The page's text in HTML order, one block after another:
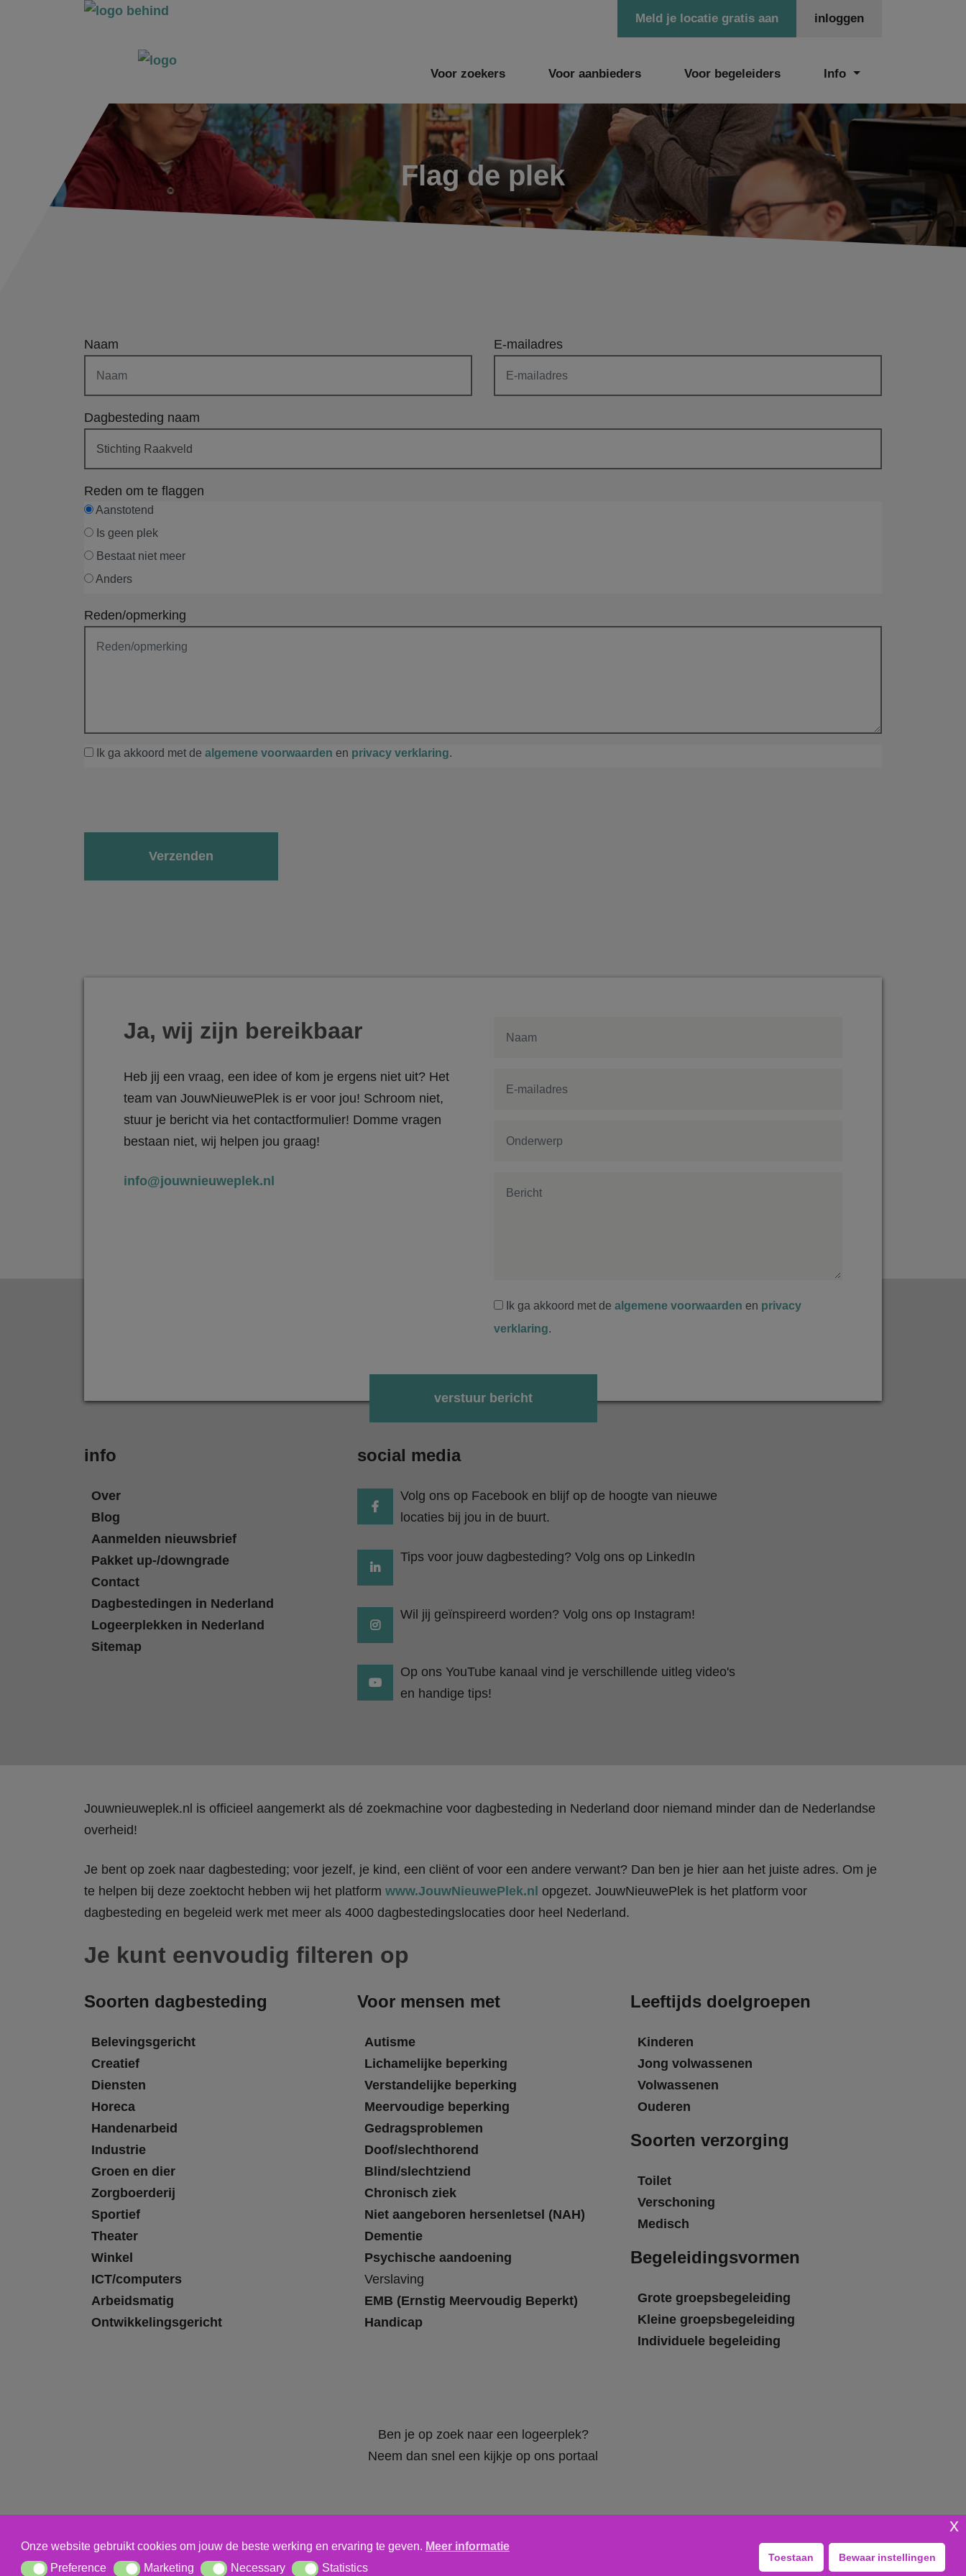
inloggen
Meld je locatie gratis aan
Voor zoekers Voor aanbieders Voor begeleiders Info
Flag de plek
Naam E-mailadres
Dagbesteding naam
Reden om te flaggen
Aanstotend
Is geen plek
Bestaat niet meer
Anders
Reden/opmerking
Ik ga akkoord met de algemene voorwaarden en privacy verklaring.
Ja, wij zijn bereikbaar
Heb jij een vraag, een idee of kom je ergens niet uit? Het
team van JouwNieuwePlek is er voor jou! Schroom niet,
stuur je bericht via het contactformulier! Domme vragen
bestaan niet, wij helpen jou graag!
info@jouwnieuweplek.nl
Ik ga akkoord met de algemene voorwaarden en privacy
verklaring.
info
Over
Blog
Aanmelden nieuwsbrief
Pakket up-/downgrade
Contact
Dagbestedingen in Nederland
Logeerplekken in Nederland
Sitemap
social media
Volg ons op Facebook en blijf op de hoogte van nieuwe
locaties bij jou in de buurt.
Tips voor jouw dagbesteding? Volg ons op LinkedIn
Wil jij geïnspireerd worden? Volg ons op Instagram!
Op ons YouTube kanaal vind je verschillende uitleg video's
en handige tips!
Jouwnieuweplek.nl is officieel aangemerkt als dé zoekmachine voor dagbesteding in Nederland door niemand minder dan de Nederlandse
overheid!
Je bent op zoek naar dagbesteding; voor jezelf, je kind, een cliënt of voor een andere verwant? Dan ben je hier aan het juiste adres. Om je
te helpen bij deze zoektocht hebben wij het platform www.JouwNieuwePlek.nl opgezet. JouwNieuwePlek is het platform voor
dagbesteding en begeleid werk met meer als 4000 dagbestedingslocaties door heel Nederland.
Je kunt eenvoudig filteren op
Soorten dagbesteding
Belevingsgericht
Creatief
Diensten
Horeca
Handenarbeid
Industrie
Groen en dier
Zorgboerderij
Sportief
Theater
Winkel
ICT/computers
Arbeidsmatig
Ontwikkelingsgericht
Voor mensen met
Autisme
Lichamelijke beperking
Verstandelijke beperking
Meervoudige beperking
Gedragsproblemen
Doof/slechthorend
Blind/slechtziend
Chronisch ziek
Niet aangeboren hersenletsel (NAH)
Dementie
Psychische aandoening
Verslaving
EMB (Ernstig Meervoudig Beperkt)
Handicap
Ben je op zoek naar een logeerplek?
Neem dan snel een kijkje op ons portaal
Leeftijds doelgroepen
Kinderen
Jong volwassenen
Volwassenen
Ouderen
Soorten verzorging
Toilet
Verschoning
Medisch
Begeleidingsvormen
Grote groepsbegeleiding
Kleine groepsbegeleiding
Individuele begeleiding
Algemene voorwaarden
Onze website gebruikt cookies om jouw de beste werking en ervaring te geven. Meer informatie
PreferencePreference MarketingMarketing NecessaryNecessary StatisticsStatistics
Toestaan Bewaar instellingen
x